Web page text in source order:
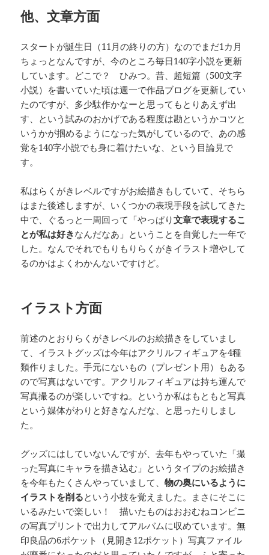
他、文章方面
スタートが誕生日（11月の終りの方）なのでまだ1カ月
ちょっとなんですが、今のところ毎日140字小説を更新
しています。どこで？ ひみつ。昔、超短篇（500文字
小説）を書いていた頃は週一で作品ブログを更新してい
たのですが、多少駄作かなーと思ってもとりあえず出
す、という試みのおかげである程度は勘というかコツと
いうかが掴めるようになった気がしているので、あの感
覚を140字小説でも身に着けたいな、という目論見で
す。
私はらくがきレベルですがお絵描きもしていて、そちら
はまた後述しますが、いくつかの表現手段を試してきた
中で、ぐるっと一周回って「やっぱり文章で表現するこ
とが私は好きなんだなあ」ということを自覚した一年で
した。なんでそれでもりもりらくがきイラスト増やして
るのかはよくわかんないですけど。
イラスト方面
前述のとおりらくがきレベルのお絵描きをしていまし
て、イラストグッズは今年はアクリルフィギュアを4種
類作りました。手元にないもの（プレゼント用）もある
ので写真はないです。アクリルフィギュアは持ち運んで
写真撮るのが楽しいですね。というか私はもともと写真
という媒体がわりと好きなんだな、と思ったりしまし
た。
グッズにはしていないんですが、去年もやっていた「撮
った写真にキャラを描き込む」というタイプのお絵描き
を今年もたくさんやっていまして、物の奥にいるように
イラストを削るという小技を覚えました。まさにそこに
いるみたいで楽しい！ 描いたものはおおむねコンビニ
の写真プリントで出力してアルバムに収めています。無
印良品の6ポケット（見開き12ポケット）写真ファイル